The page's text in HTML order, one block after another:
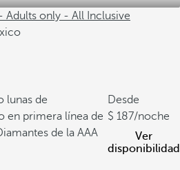
Adults only - All Inclusive
lunas de
en primera línea de
de la AAA
Desde
187/noche
Ver
disponibilidad